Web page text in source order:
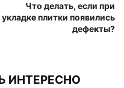
Что делать, если при
укладке плитки появились
дефекты?
ИНТЕРЕСНО